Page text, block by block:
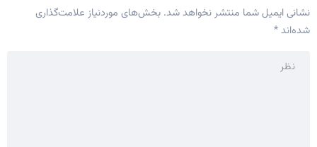
نشانی ایمیل شما منتشر نخواهد شد. بخش‌های موردنیاز علامت‌گذاری
شده‌اند*